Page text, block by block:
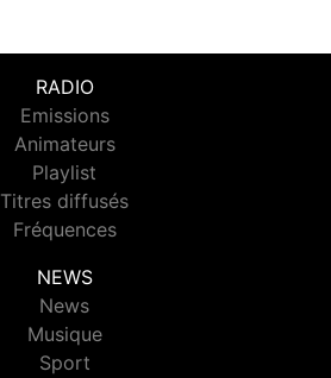
RADIO
Emissions
Animateurs
Playlist
Titres diffusés
Fréquences
NEWS
News
Musique
Sport